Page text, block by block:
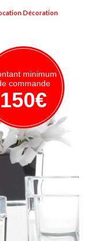
Décoration
minimum
commande
150€